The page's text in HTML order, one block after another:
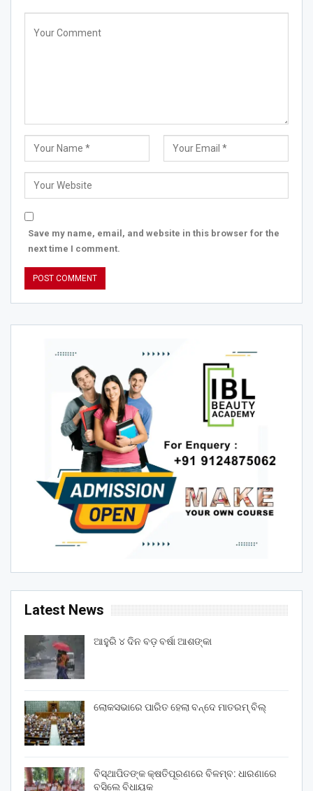
Save my name, email, and website in this browser for the
next time I comment.
Latest News
ଆହୁରି ୪ ଦିନ ବଡ଼ ବର୍ଷା ଆଶଙ୍କା
ଲୋକସଭାରେ ପାରିତ ହେଲା ବନ୍ଦେ ମାତରମ୍‌ ବିଲ୍‌
ବିସ୍ଥାପିତଙ୍କ କ୍ଷତିପୂରଣରେ ବିଳମ୍ବ: ଧାରଣାରେ
ବସିଲେ ବିଧାୟକ